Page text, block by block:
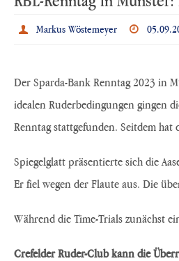
Markus Wöstemeyer
Der Sparda-Bank Renntag 2023 in
idealen Ruderbedingungen gingen
Renntag stattgefunden. Seitdem
Spiegelglatt präsentierte sich die
Er fiel wegen der Flaute aus. Die
Während die Time-Trials zunächst
Crefelder Ruder-Club kann die